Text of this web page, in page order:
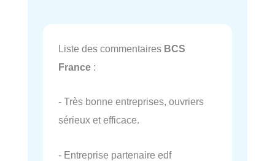
Liste des commentaires BCS
France :
- Très bonne entreprises, ouvriers
sérieux et efficace.
- Entreprise partenaire edf